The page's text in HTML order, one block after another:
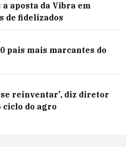
aposta da Vibra em
de fidelizados
pais mais marcantes do
reinventar', diz diretor
ciclo do agro